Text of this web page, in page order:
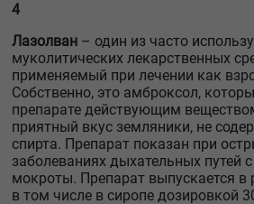
4
Лазолван – один из часто
муколитических лекарственных
применяемый при лечении как
Собственно, это амброксол,
препарате действующим
приятный вкус земляники, не
спирта. Препарат показан при
заболеваниях дыхательных путей
мокроты. Препарат выпускается
в том числе в сиропе дозировкой